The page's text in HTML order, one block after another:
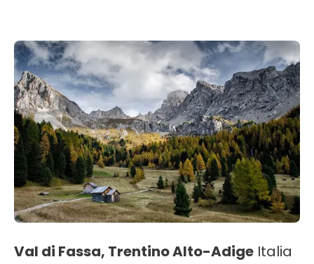
Val di Fassa, Trentino Alto-Adige Italia